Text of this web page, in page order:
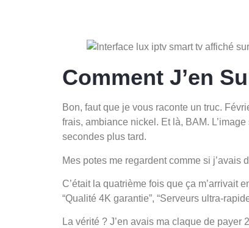
Comment J’en
Bon, faut que je vous raconte un truc.
frais, ambiance nickel. Et là, BAM.
secondes plus tard.
Mes potes me regardent comme si
C’était la quatrième fois que ça m’arrivait
“Qualité 4K garantie”, “Serveurs ultra-
La vérité ? J’en avais ma claque de